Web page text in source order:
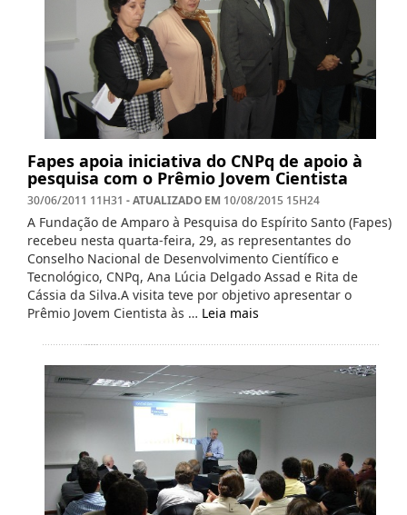
Fapes apoia iniciativa do CNPq de apoio à
pesquisa com o Prêmio Jovem Cientista
30/06/2011 11H31 - ATUALIZADO EM 10/08/2015 15H24
A Fundação de Amparo à Pesquisa do Espírito Santo (Fapes)
recebeu nesta quarta-feira, 29, as representantes do
Conselho Nacional de Desenvolvimento Científico e
Tecnológico, CNPq, Ana Lúcia Delgado Assad e Rita de
Cássia da Silva.A visita teve por objetivo apresentar o
Prêmio Jovem Cientista às … Leia mais